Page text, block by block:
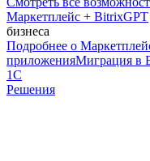
Маркетплейс + BitrixGPT
бизнеса
Подробнее о
приложенияМиграция в
1С
Решения